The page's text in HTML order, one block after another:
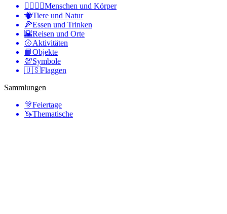
👩‍❤️‍💋‍👨Menschen und Körper
🐝Tiere und Natur
🍕Essen und Trinken
🌇Reisen und Orte
🥎Aktivitäten
📙Objekte
💯Symbole
🇺🇸Flaggen
Sammlungen
🎊Feiertage
🦄Thematische